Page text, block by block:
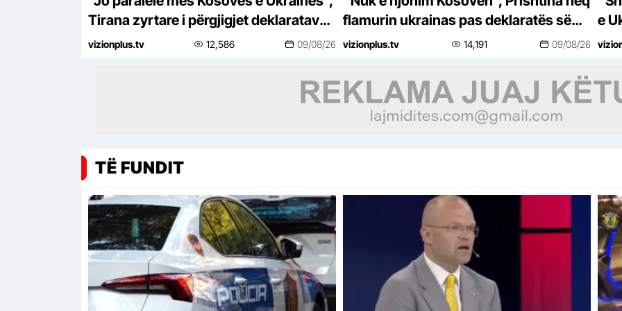
Tirana zyrtare i përgjigjet deklaratave
të Zelenskyt në Beograd
vizionplus.tv 12,586 09/08/26
flamurin ukrainas pas deklaratës së
Zelenskyt
vizionplus.tv 14,191 09/08/26
e
TË FUNDIT